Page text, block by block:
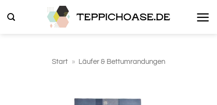
Inhalt
Start » Läufer & Bettumrandungen